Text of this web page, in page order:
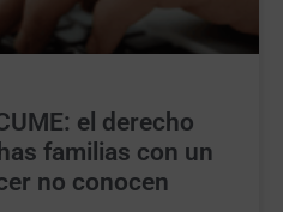
el derecho
familias con un
no conocen